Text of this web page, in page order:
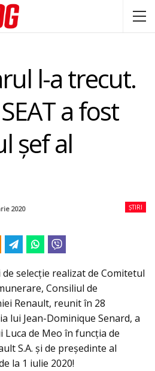
l-a trecut.
a fost
şef al
ȘTIRI
2020
selecție realizat de Comitetul
Consiliul de
Renault, reunit în 28
lui Jean-Dominique Senard, a
de Meo în funcția de
S.A. și de președinte al
la 1 iulie 2020!